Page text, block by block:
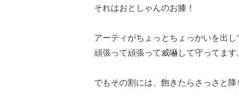
それはおとしゃんのお膝！
アーティがちょっとちょっかいを出
頑張って頑張って威嚇して守ってます
でもその割には、飽きたらさっさと